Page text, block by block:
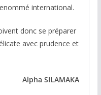
international.
donc se préparer
avec prudence et
Alpha SILAMAKA